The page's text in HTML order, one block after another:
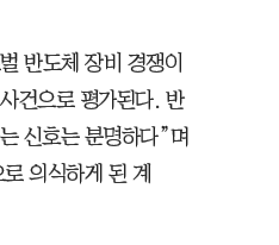
반도체 장비 경쟁이
건으로 평가된다. 반
신호는 분명하다”며
의식하게 된 계